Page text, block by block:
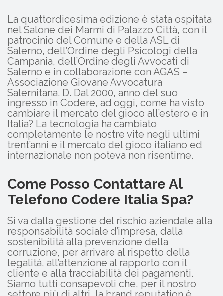
La quattordicesima edizione è stata ospitata
nel Salone dei Marmi di Palazzo Città, con il
patrocinio del Comune e della ASL di
Salerno, dell’Ordine degli Psicologi della
Campania, dell’Ordine degli Avvocati di
Salerno e in collaborazione con AGAS –
Associazione Giovane Avvocatura
Salernitana. D. Dal 2000, anno del suo
ingresso in Codere, ad oggi, come ha visto
cambiare il mercato del gioco all’estero e in
Italia? La tecnologia ha cambiato
completamente le nostre vite negli ultimi
trent’anni e il mercato del gioco italiano ed
internazionale non poteva non risentirne.
Come Posso Contattare Al
Telefono Codere Italia Spa?
Si va dalla gestione del rischio aziendale alla
responsabilità sociale d’impresa, dalla
sostenibilità alla prevenzione della
corruzione, per arrivare al rispetto della
legalità, all’attenzione al rapporto con il
cliente e alla tracciabilità dei pagamenti.
Siamo tutti consapevoli che, per il nostro